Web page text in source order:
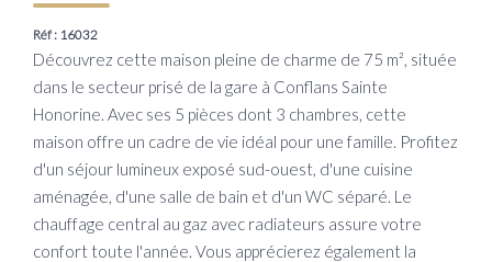
Réf : 16032
Découvrez cette maison pleine de charme de 75 m², située
dans le secteur prisé de la gare à Conflans Sainte
Honorine. Avec ses 5 pièces dont 3 chambres, cette
maison offre un cadre de vie idéal pour une famille. Profitez
d'un séjour lumineux exposé sud-ouest, d'une cuisine
aménagée, d'une salle de bain et d'un WC séparé. Le
chauffage central au gaz avec radiateurs assure votre
confort toute l'année. Vous apprécierez également la